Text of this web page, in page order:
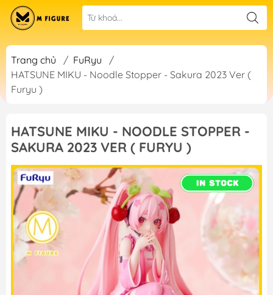
Trang chủ / FuRyu
/
HATSUNE MIKU - Noodle Stopper - Sakura 2023 Ver (
Furyu )
HATSUNE MIKU - NOODLE STOPPER -
SAKURA 2023 VER ( FURYU )